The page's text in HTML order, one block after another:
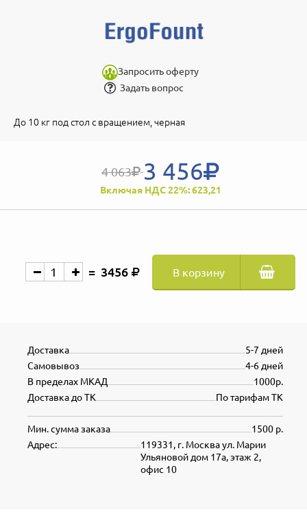
Запросить оферту
Задать вопрос
До 10 кг под стол с вращением, черная
4 063 3 456
Включая НДС 22%: 623,21
3456 В корзину
5-7 дней
Доставка
4-6 дней
Самовывоз
1000р.
В пределах МКАД
По тарифам ТК
Доставка до ТК
1500 р.
Мин. сумма заказа
119331, г. Москва ул. Марии
Ульяновой дом 17а, этаж 2,
офис 10
Адрес: